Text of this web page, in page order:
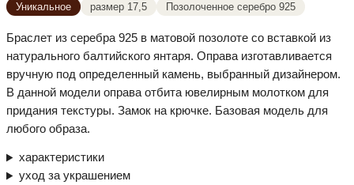
Уникальное размер 17,5 Позолоченное серебро 925
Браслет из серебра 925 в матовой позолоте со вставкой из
натурального балтийского янтаря. Оправа изготавливается
вручную под определенный камень, выбранный дизайнером.
В данной модели оправа отбита ювелирным молотком для
придания текстуры. Замок на крючке. Базовая модель для
любого образа.
характеристики
уход за украшением